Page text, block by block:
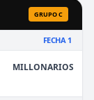
GRUPO C
FECHA 1
MILLONARIOS